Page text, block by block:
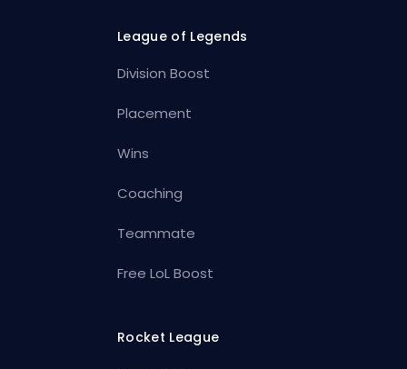
League of Legends
Division Boost
Placement
Wins
Coaching
Teammate
Free LoL Boost
Rocket League